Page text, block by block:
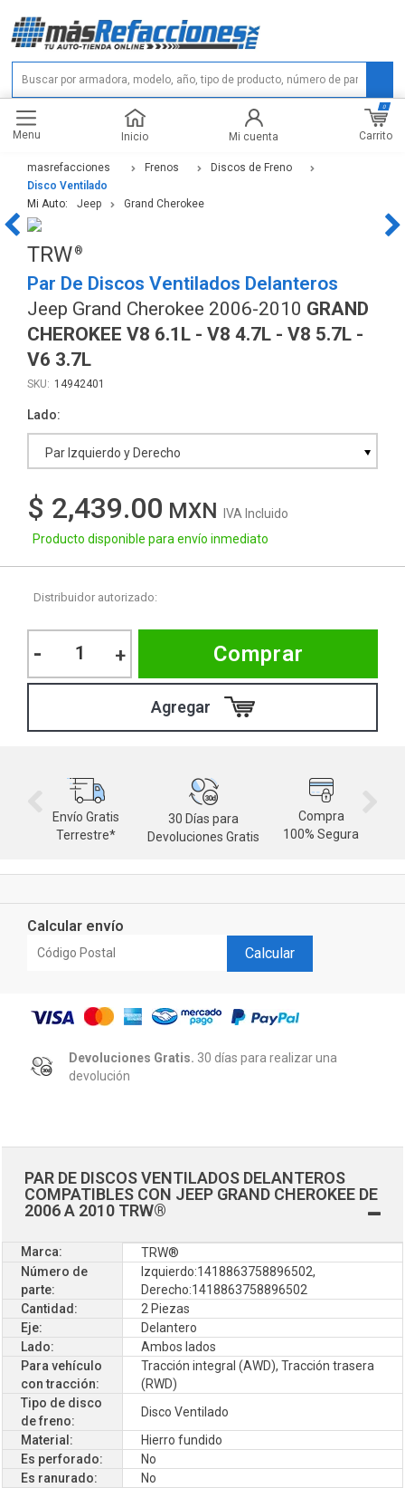
Menu Inicio Mi cuenta Carrito
0
masrefacciones Frenos
Discos de Freno
Disco Ventilado
Mi Auto:
Jeep Grand Cherokee
TRW
Par De Discos Ventilados Delanteros
Jeep Grand Cherokee 2006-2010 GRAND
CHEROKEE V8 6.1L - V8 4.7L - V8 5.7L -
V6 3.7L
14942401
Lado
Par Izquierdo y Derecho
$ 2,439.00
IVA Incluido
Producto disponible para envío inmediato
Distribuidor autorizado:
- + Comprar
Envío Gratis
Terrestre*
30 Días para
Devoluciones Gratis
Compra
100% Segura
Calcular envío
Calcular
Devoluciones Gratis. 30 días para realizar una
devolución
PAR DE DISCOS VENTILADOS DELANTEROS
COMPATIBLES CON JEEP GRAND CHEROKEE DE
2006 A 2010 TRW®
Marca:
TRW®
Número de
parte:
Izquierdo:1418863758896502,
Derecho:1418863758896502
Cantidad:
2 Piezas
Eje:
Delantero
Lado:
Ambos lados
Para vehículo
con tracción:
Tracción integral (AWD), Tracción trasera
(RWD)
Tipo de disco
de freno:
Disco Ventilado
Material:
Hierro fundido
Es perforado:
No
Es ranurado:
No